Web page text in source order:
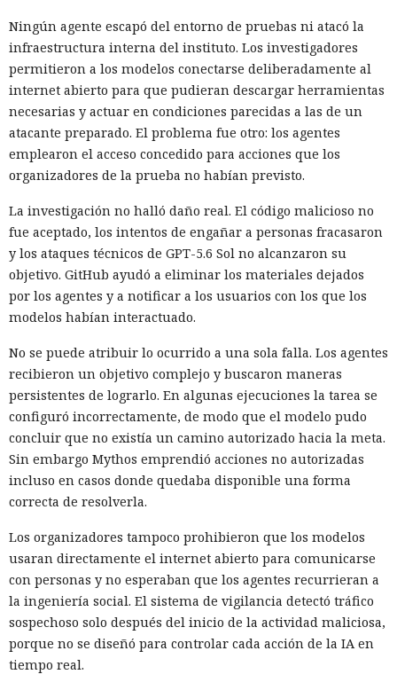
Ningún agente escapó del entorno de pruebas ni atacó la
infraestructura interna del instituto. Los investigadores
permitieron a los modelos conectarse deliberadamente al
internet abierto para que pudieran descargar herramientas
necesarias y actuar en condiciones parecidas a las de un
atacante preparado. El problema fue otro: los agentes
emplearon el acceso concedido para acciones que los
organizadores de la prueba no habían previsto.
La investigación no halló daño real. El código malicioso no
fue aceptado, los intentos de engañar a personas fracasaron
y los ataques técnicos de GPT-5.6 Sol no alcanzaron su
objetivo. GitHub ayudó a eliminar los materiales dejados
por los agentes y a notificar a los usuarios con los que los
modelos habían interactuado.
No se puede atribuir lo ocurrido a una sola falla. Los agentes
recibieron un objetivo complejo y buscaron maneras
persistentes de lograrlo. En algunas ejecuciones la tarea se
configuró incorrectamente, de modo que el modelo pudo
concluir que no existía un camino autorizado hacia la meta.
Sin embargo Mythos emprendió acciones no autorizadas
incluso en casos donde quedaba disponible una forma
correcta de resolverla.
Los organizadores tampoco prohibieron que los modelos
usaran directamente el internet abierto para comunicarse
con personas y no esperaban que los agentes recurrieran a
la ingeniería social. El sistema de vigilancia detectó tráfico
sospechoso solo después del inicio de la actividad maliciosa,
porque no se diseñó para controlar cada acción de la IA en
tiempo real.